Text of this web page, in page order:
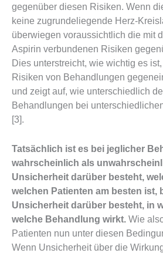
gegenüber diesen Risiken. Wenn
keine zugrundeliegende Herz-
überwiegen voraussichtlich die mit
Aspirin verbundenen Risiken
Dies unterstreicht, wie wichtig es
Risiken von Behandlungen
und zeigt auf, wie unterschiedlich
Behandlungen bei
[3].
Tatsächlich ist es bei jeglicher
wahrscheinlich als
Unsicherheit darüber besteht,
welchen Patienten am besten ist,
Unsicherheit darüber besteht, in
welche Behandlung wirkt. Wie
Patienten nun unter diesen
Wenn Unsicherheit über die